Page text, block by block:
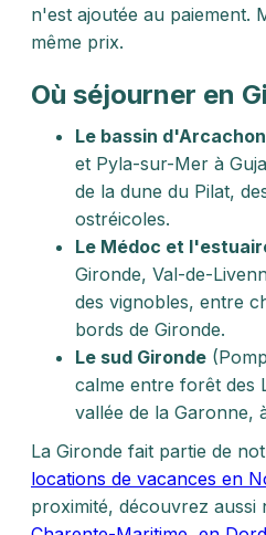
n'est ajoutée au paiement.
même prix.
Où séjourner en
Le bassin d'Arcachon
et Pyla-sur-Mer à
de la dune du Pilat,
ostréicoles.
Le Médoc et
Gironde, Val-de-
des vignobles, entre
bords de Gironde.
Le sud Gironde
calme entre forêt des
vallée de la Garonne,
La Gironde fait partie de
locations de vacances en
proximité, découvrez aussi